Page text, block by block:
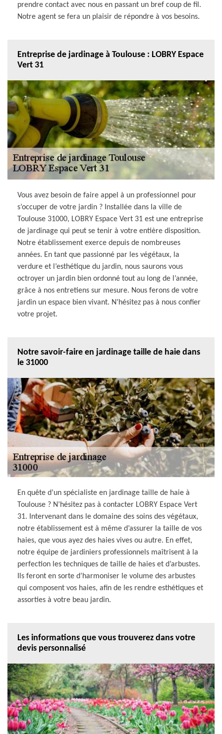
prendre contact avec nous en passant un bref coup de fil.
Notre agent se fera un plaisir de répondre à vos besoins.
Entreprise de jardinage à Toulouse : LOBRY Espace
Vert 31
Vous avez besoin de faire appel à un professionnel pour
s’occuper de votre jardin ? Installée dans la ville de
Toulouse 31000, LOBRY Espace Vert 31 est une entreprise
de jardinage qui peut se tenir à votre entière disposition.
Notre établissement exerce depuis de nombreuses
années. En tant que passionné par les végétaux, la
verdure et l’esthétique du jardin, nous saurons vous
octroyer un jardin bien ordonné tout au long de l’année,
grâce à nos entretiens sur mesure. Nous ferons de votre
jardin un espace bien vivant. N’hésitez pas à nous confier
votre projet.
Notre savoir-faire en jardinage taille de haie dans
le 31000
En quête d’un spécialiste en jardinage taille de haie à
Toulouse ? N’hésitez pas à contacter LOBRY Espace Vert
31. Intervenant dans le domaine des soins des végétaux,
notre établissement est à même d’assurer la taille de vos
haies, que vous ayez des haies vives ou autre. En effet,
notre équipe de jardiniers professionnels maîtrisent à la
perfection les techniques de taille de haies et d’arbustes.
Ils feront en sorte d’harmoniser le volume des arbustes
qui composent vos haies, afin de les rendre esthétiques et
assorties à votre beau jardin.
Les informations que vous trouverez dans votre
devis personnalisé